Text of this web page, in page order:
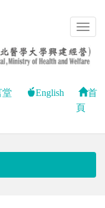
堂 English
首
頁